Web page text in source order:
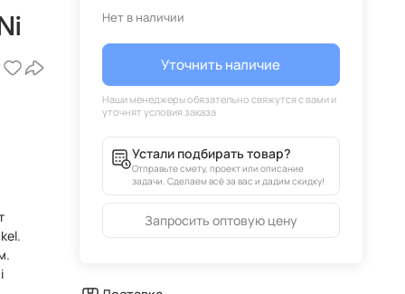
Нет в наличии
Уточнить наличие
Устали подбирать товар?
Отправьте смету, проект или описание
задачи. Сделаем всё за вас и дадим скидку!
Запросить оптовую цену